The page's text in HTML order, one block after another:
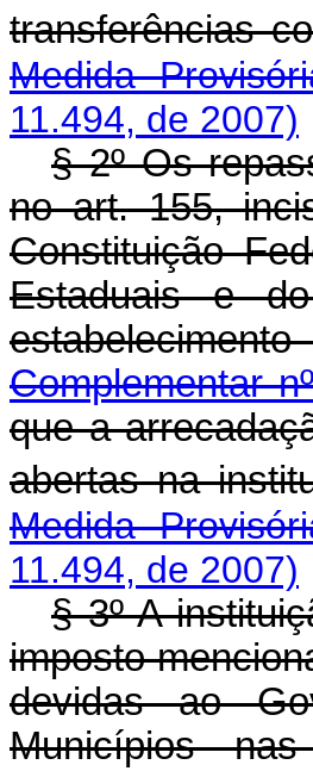
transferências
Medida
11.494, de 2007)
§ 2º Os
no art. 155,
Constituição
Estaduais e
Complementar
que a
abertas na
Medida
11.494, de 2007)
§ 3º A
imposto
devidas ao
Municípios